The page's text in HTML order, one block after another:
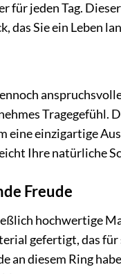
jeden Tag.
das Sie ein Leben
Tragegefühl.
eine einzigartige
Ihre natürliche
Freude
hochwertige
gefertigt, das
an diesem Ring